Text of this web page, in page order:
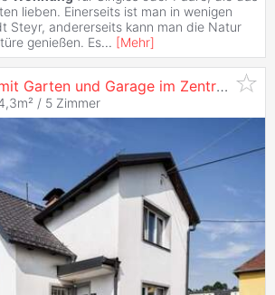
lieben. Einerseits ist man in wenigen
Steyr, andererseits kann man die Natur
genießen. Es... [Mehr]
Einfamilienhaus mit Garten und Garage im Zentrum von
/ 5 Zimmer